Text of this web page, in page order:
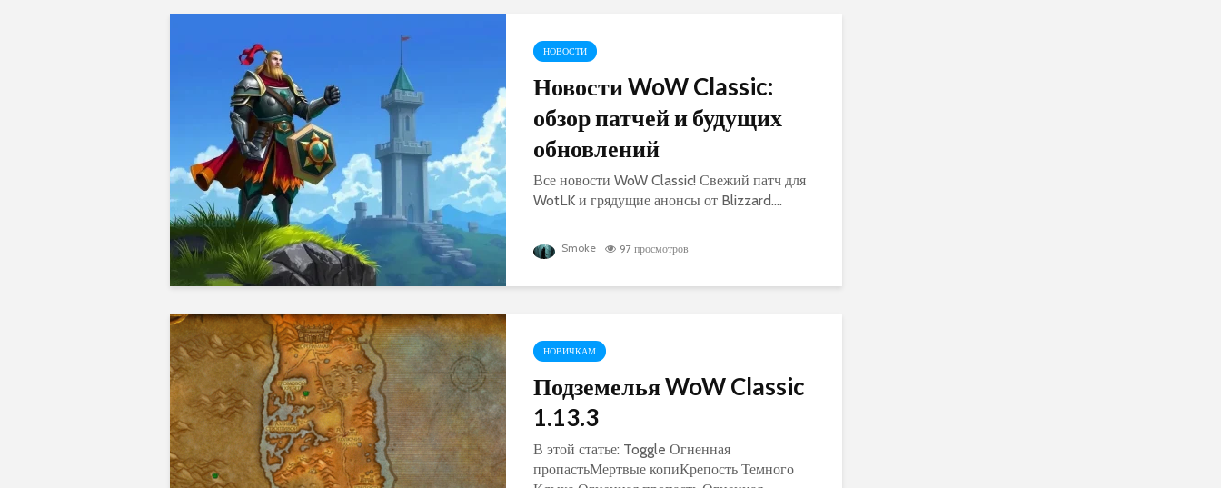
НОВОСТИ
Новости WoW Classic:
обзор патчей и будущих
обновлений
Все новости WoW Classic! Свежий патч для
WotLK и грядущие анонсы от Blizzard....
Smoke 97 просмотров
НОВИЧКАМ
Подземелья WoW Classic
1.13.3
В этой статье: Toggle Огненная
пропастьМертвые копиКрепость Темного